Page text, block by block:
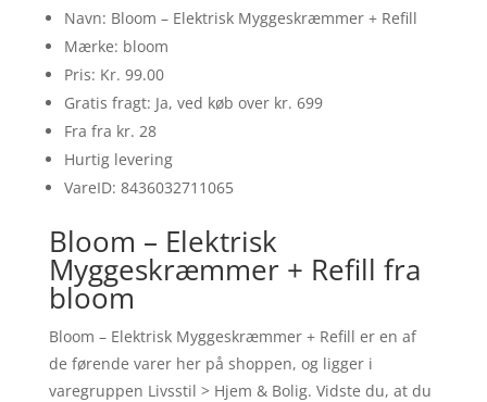
Navn: Bloom – Elektrisk Myggeskræmmer + Refill
Mærke: bloom
Pris: Kr. 99.00
Gratis fragt: Ja, ved køb over kr. 699
Fra fra kr. 28
Hurtig levering
VareID: 8436032711065
Bloom – Elektrisk
Myggeskræmmer + Refill fra
bloom
Bloom – Elektrisk Myggeskræmmer + Refill er en af
de førende varer her på shoppen, og ligger i
varegruppen Livsstil > Hjem & Bolig. Vidste du, at du